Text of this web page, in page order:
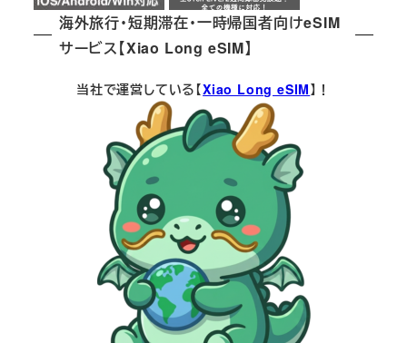
海外旅行・短期滞在・一時帰国者向けeSIM
サービス【Xiao Long eSIM】
当社で運営している【Xiao Long eSIM】！